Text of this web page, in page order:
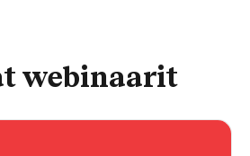
webinaarit